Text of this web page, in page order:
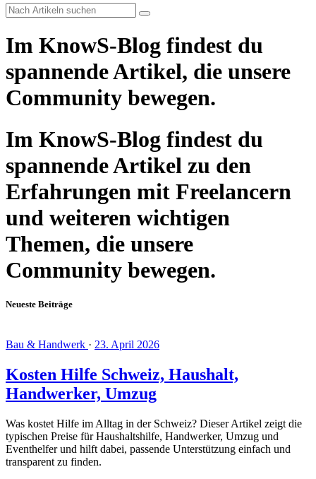
Im KnowS-Blog findest du
spannende Artikel, die unsere
Community bewegen.
Im KnowS-Blog findest du
spannende Artikel zu den
Erfahrungen mit Freelancern
und weiteren wichtigen
Themen, die unsere
Community bewegen.
Neueste Beiträge
Bau & Handwerk · 23. April 2026
Kosten Hilfe Schweiz, Haushalt,
Handwerker, Umzug
Was kostet Hilfe im Alltag in der Schweiz? Dieser Artikel zeigt die
typischen Preise für Haushaltshilfe, Handwerker, Umzug und
Eventhelfer und hilft dabei, passende Unterstützung einfach und
transparent zu finden.